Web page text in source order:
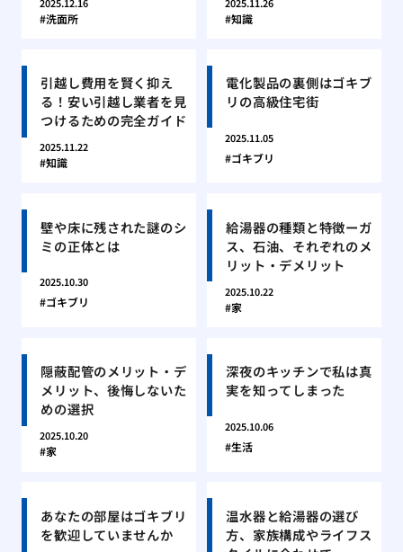
2025.12.16
洗面所
2025.11.26
知識
引越し費用を賢く抑え
る！安い引越し業者を見
つけるための完全ガイド
2025.11.22
知識
電化製品の裏側はゴキブ
リの高級住宅街
2025.11.05
ゴキブリ
壁や床に残された謎のシ
ミの正体とは
2025.10.30
ゴキブリ
給湯器の種類と特徴ーガ
ス、石油、それぞれのメ
リット・デメリット
2025.10.22
家
隠蔽配管のメリット・デ
メリット、後悔しないた
めの選択
2025.10.20
家
深夜のキッチンで私は真
実を知ってしまった
2025.10.06
生活
あなたの部屋はゴキブリ
を歓迎していませんか
温水器と給湯器の選び
方、家族構成やライフス